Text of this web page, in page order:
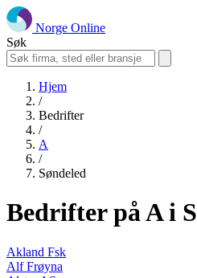
Norge Online
Søk
Hjem
/
Bedrifter
/
A
/
Søndeled
Bedrifter på A i
Akland Fsk
Alf Frøyna